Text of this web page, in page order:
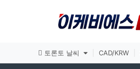
토론토 날씨 CAD/KRW